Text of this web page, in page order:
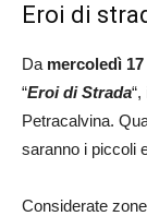
Eroi di
Da mercoledì
“Eroi di Strada
Petracalvina.
saranno i piccoli
Considerate